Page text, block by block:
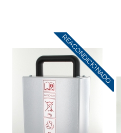
REACONDICIONADO